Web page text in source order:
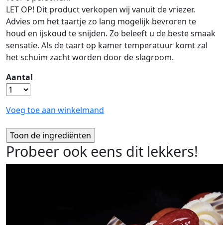
LET OP! Dit product verkopen wij vanuit de vriezer.
Advies om het taartje zo lang mogelijk bevroren te
houd en ijskoud te snijden. Zo beleeft u de beste smaak
sensatie. Als de taart op kamer temperatuur komt zal
het schuim zacht worden door de slagroom.
Aantal
Voeg toe aan winkelmand
Probeer ook eens dit lekkers!